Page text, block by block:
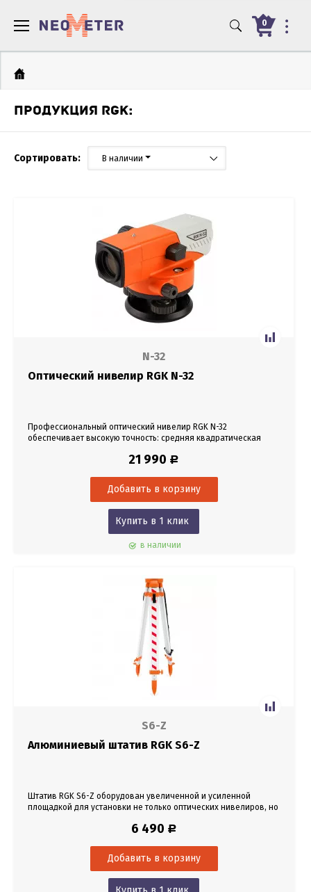
0
ПРОДУКЦИЯ RGK:
Сортировать: В наличии
N-32
Оптический нивелир RGK N-32
Профессиональный оптический нивелир RGK N-32
обеспечивает высокую точность: средняя квадратическая
что позволяет отнести N-32 к классу точных нивелиров.
21 990 Р
Купить в 1 клик
в наличии
S6-Z
Алюминиевый штатив RGK S6-Z
Штатив RGK S6-Z оборудован увеличенной и усиленной
площадкой для установки не только оптических нивелиров, но
GNSS-приемники и лазерные сканеры.
6 490 Р